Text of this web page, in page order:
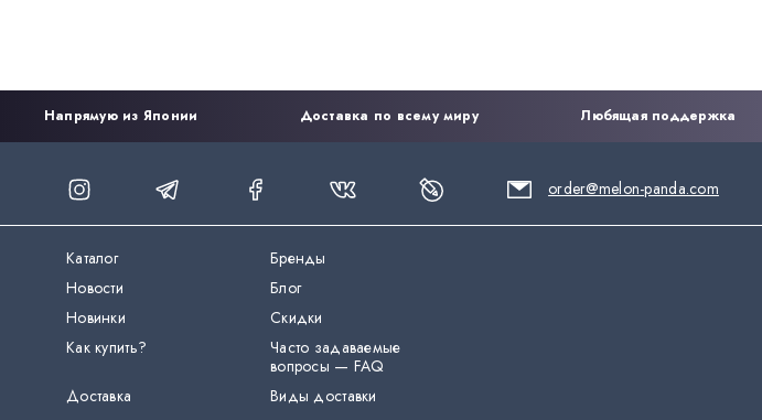
Напрямую из Японии Доставка по всему миру Любящая поддержка
order@melon-panda.com
Каталог
Бренды
Новости
Блог
Новинки
Скидки
Как купить?
Часто задаваемые
вопросы — FAQ
Доставка
Виды доставки